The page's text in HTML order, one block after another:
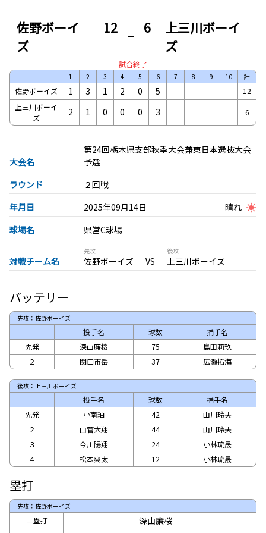
佐野ボーイ
ズ
12
上三川ボーイ
ズ
6
試合終了
1 2 3 4 5 6 7 8 9 10 計
佐野ボーイズ 1 3 1 2 0 5
12
上三川ボーイ
ズ
2 1 0 0 0 3 6
大会名
第24回栃木県支部秋季大会兼東日本選抜大会
予選
ラウンド
２回戦
年月日
2025年09月14日
晴れ
球場名
県営C球場
対戦チーム名
先攻
佐野ボーイズ
後攻
上三川ボーイズ
バッテリー
先攻：佐野ボーイズ
投手名 球数
捕手名
先発
深山廉桜 75
島田莉玖
２
関口市岳 37 広瀬拓海
後攻：上三川ボーイズ
投手名 球数
捕手名
先発
小南珀 42
山川玲央
２
山菅大翔 44
山川玲央
３
今川陽翔 24
小林琉晟
４
松本爽太 12 小林琉晟
塁打
先攻：佐野ボーイズ
二塁打 深山廉桜